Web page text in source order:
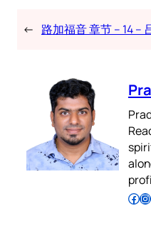
← 路加福音 章节 – 14 –
Follow Pradeep on Facebook Follow Pradeep on Instagram